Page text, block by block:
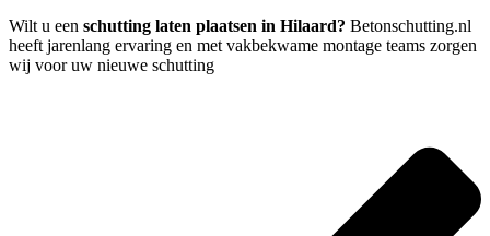
Wilt u een schutting laten plaatsen in Hilaard? Betonschutting.nl
heeft jarenlang ervaring en met vakbekwame montage teams zorgen
wij voor uw nieuwe schutting